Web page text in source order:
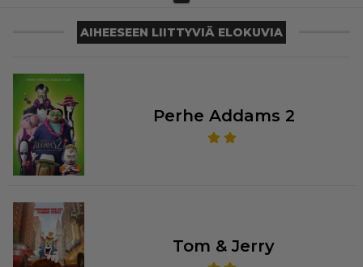
AIHEESEEN LIITTYVIÄ ELOKUVIA
Perhe Addams 2
Tom & Jerry